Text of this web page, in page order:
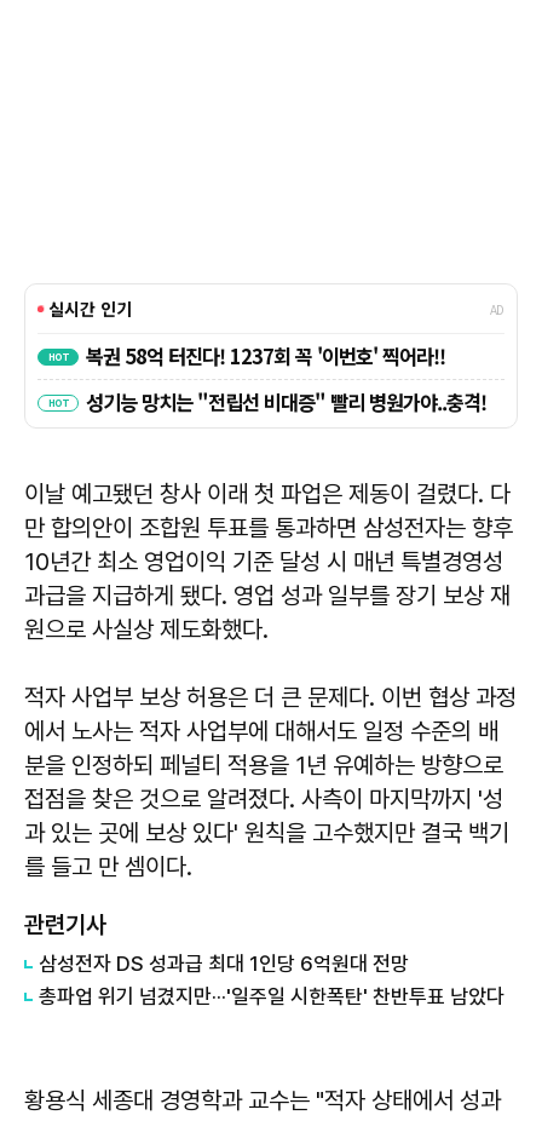
이날 예고됐던 창사 이래 첫 파업은 제동이 걸렸다. 다
만 합의안이 조합원 투표를 통과하면 삼성전자는 향후
10년간 최소 영업이익 기준 달성 시 매년 특별경영성
과급을 지급하게 됐다. 영업 성과 일부를 장기 보상 재
원으로 사실상 제도화했다.
적자 사업부 보상 허용은 더 큰 문제다. 이번 협상 과정
에서 노사는 적자 사업부에 대해서도 일정 수준의 배
분을 인정하되 페널티 적용을 1년 유예하는 방향으로
접점을 찾은 것으로 알려졌다. 사측이 마지막까지 '성
과 있는 곳에 보상 있다' 원칙을 고수했지만 결국 백기
를 들고 만 셈이다.
관련기사
삼성전자 DS 성과급 최대 1인당 6억원대 전망
총파업 위기 넘겼지만···'일주일 시한폭탄' 찬반투표 남았다
황용식 세종대 경영학과 교수는 "적자 상태에서 성과